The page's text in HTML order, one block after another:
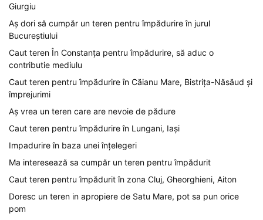
Giurgiu
Aș dori să cumpăr un teren pentru împădurire în jurul
Bucureștiului
Caut teren În Constanța pentru împădurire, să aduc o
contributie mediulu
Caut teren pentru împădurire în Căianu Mare, Bistrița-Năsăud și
împrejurimi
Aș vrea un teren care are nevoie de pădure
Caut teren pentru împădurire în Lungani, Iași
Impadurire în baza unei înțelegeri
Ma interesează sa cumpăr un teren pentru împădurit
Caut teren pentru împădurit în zona Cluj, Gheorghieni, Aiton
Doresc un teren in apropiere de Satu Mare, pot sa pun orice
pom